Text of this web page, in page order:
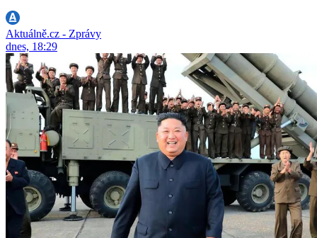
Aktuálně.cz - Zprávy
dnes, 18:29